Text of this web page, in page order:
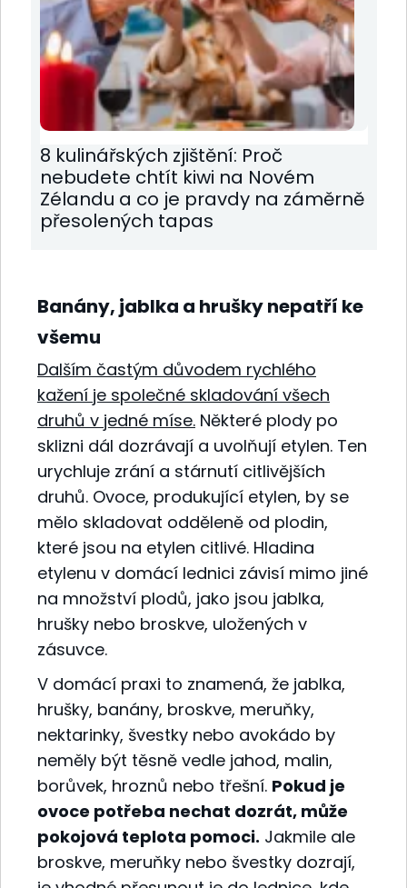
8 kulinářských zjištění: Proč
nebudete chtít kiwi na Novém
Zélandu a co je pravdy na záměrně
přesolených tapas
Banány, jablka a hrušky nepatří ke
všemu
Dalším častým důvodem rychlého
kažení je společné skladování všech
druhů v jedné míse. Některé plody po
sklizni dál dozrávají a uvolňují etylen. Ten
urychluje zrání a stárnutí citlivějších
druhů. Ovoce, produkující etylen, by se
mělo skladovat odděleně od plodin,
které jsou na etylen citlivé. Hladina
etylenu v domácí lednici závisí mimo jiné
na množství plodů, jako jsou jablka,
hrušky nebo broskve, uložených v
zásuvce.
V domácí praxi to znamená, že jablka,
hrušky, banány, broskve, meruňky,
nektarinky, švestky nebo avokádo by
neměly být těsně vedle jahod, malin,
borůvek, hroznů nebo třešní. Pokud je
ovoce potřeba nechat dozrát, může
pokojová teplota pomoci. Jakmile ale
broskve, meruňky nebo švestky dozrají,